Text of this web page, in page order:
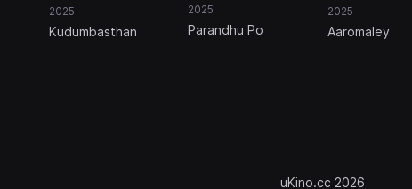
2025
Kudumbasthan
2025
Parandhu Po
2025
Aaromaley
uKino.cc 2026